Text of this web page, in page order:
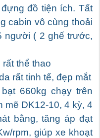
đồ tiện ích. Tất
cabin vô cùng thoải
người ( 2 ghế trước,
thể thao
rất tinh tế, đẹp mắt
660kg chạy trên
mẽ DK12-10, 4 kỳ, 4
bằng, tăng áp đạt
rpm, giúp xe khoạt